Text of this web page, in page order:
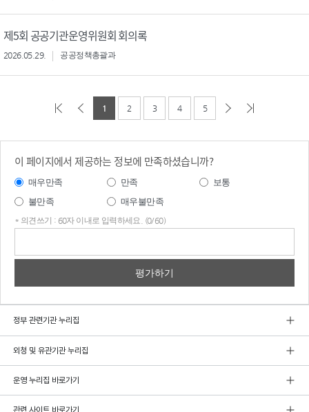
제5회 공공기관운영위원회 회의록
2026.05.29. 공공정책총괄과
1 2 3 4 5
이 페이지에서 제공하는 정보에 만족하셨습니까?
매우만족 만족
보통
불만족
매우불만족
* 의견쓰기 : 60자 이내로 입력하세요. (0/60)
정부 관련기관 누리집
외청 및 유관기관 누리집
운영 누리집 바로가기
관련 사이트 바로가기